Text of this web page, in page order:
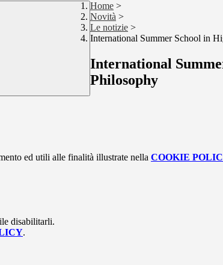
Home >
Novità >
Le notizie >
International Summer School in
International
Philosophy
ed utili alle finalità illustrate nella COOKIE
disabilitarli.
.